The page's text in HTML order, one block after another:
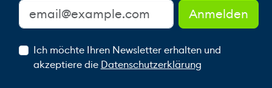
Ich möchte Ihren Newsletter erhalten und
akzeptiere die Datenschutzerklärung